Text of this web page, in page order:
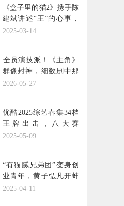
《盒子里的猫2》携手陈
建斌讲述“王”的心事，
聚焦社交潜台词
2025-03-14
​全员演技派！《主角》
群像封神，细数剧中那
些亮眼演员
2026-05-27
优酷2025综艺春集34档
王牌出击，八大赛
道“综”有更优解
2025-05-09
“有猫腻兄弟团”变身创
业青年，黄子弘凡开蚌
开到最后一无所有
2025-04-11